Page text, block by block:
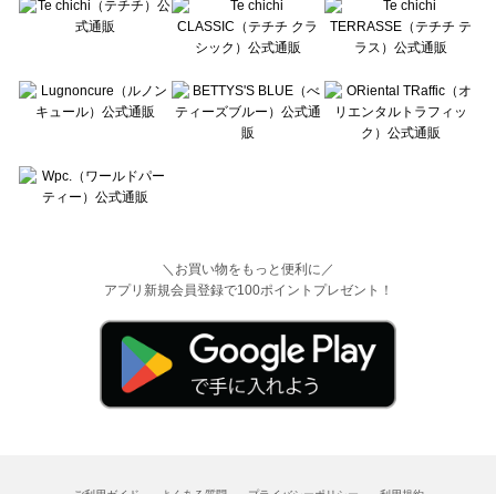
＼お買い物をもっと便利に／
アプリ新規会員登録で100ポイントプレゼント！